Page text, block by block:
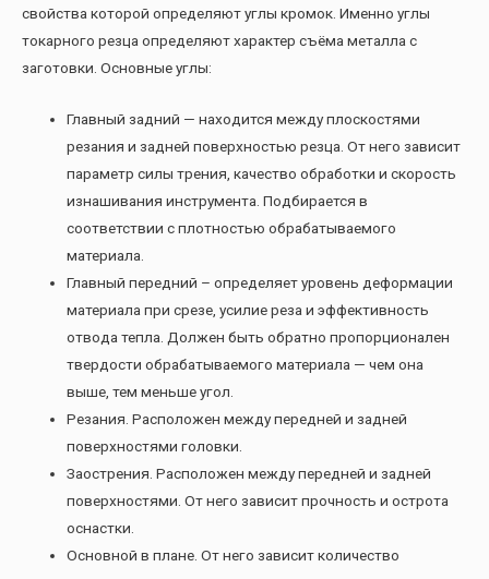
свойства которой определяют углы кромок. Именно углы
токарного резца определяют характер съёма металла с
заготовки. Основные углы:
Главный задний — находится между плоскостями
резания и задней поверхностью резца. От него зависит
параметр силы трения, качество обработки и скорость
изнашивания инструмента. Подбирается в
соответствии с плотностью обрабатываемого
материала.
Главный передний – определяет уровень деформации
материала при срезе, усилие реза и эффективность
отвода тепла. Должен быть обратно пропорционален
твердости обрабатываемого материала — чем она
выше, тем меньше угол.
Резания. Расположен между передней и задней
поверхностями головки.
Заострения. Расположен между передней и задней
поверхностями. От него зависит прочность и острота
оснастки.
Основной в плане. От него зависит количество